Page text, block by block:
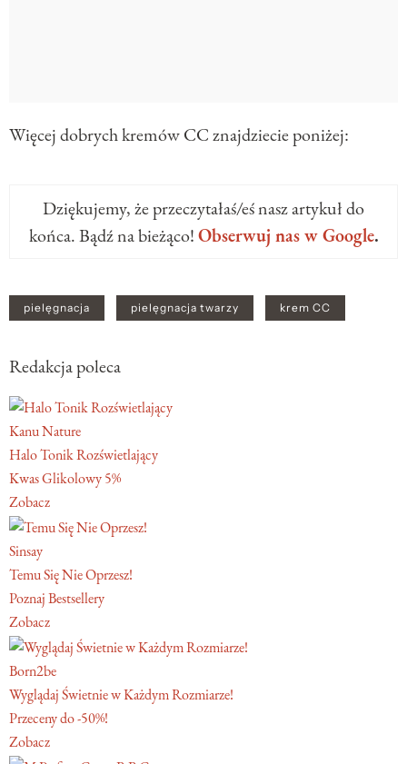
Więcej dobrych kremów CC znajdziecie poniżej:
Dziękujemy, że przeczytałaś/eś nasz artykuł do
końca. Bądź na bieżąco!Obserwuj nas w Google.
pielęgnacja pielęgnacja twarzy krem CC
Redakcja poleca
Kanu Nature
Halo Tonik Rozświetlający
Kwas Glikolowy 5%
Zobacz
Sinsay
Temu Się Nie Oprzesz!
Poznaj Bestsellery
Zobacz
Born2be
Wyglądaj Świetnie w Każdym Rozmiarze!
Przeceny do -50%!
Zobacz